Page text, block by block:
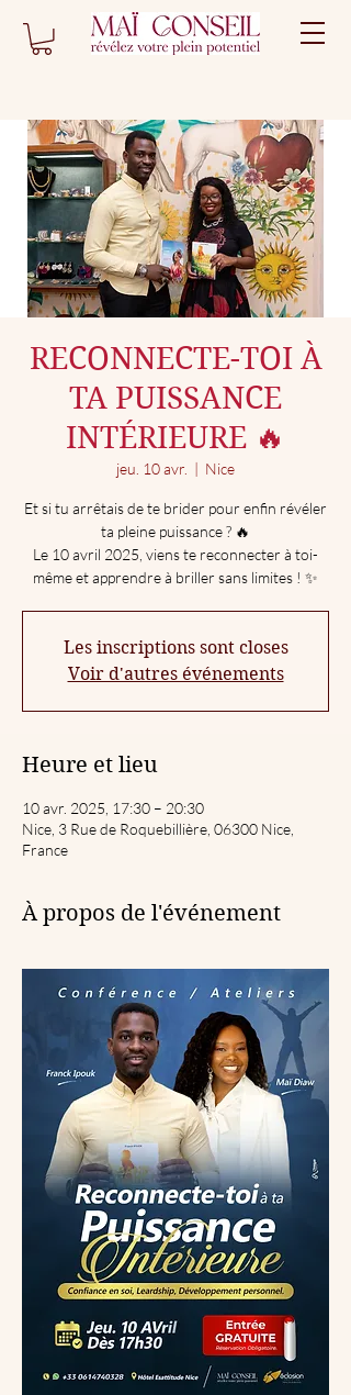
RECONNECTE-TOI À
TA PUISSANCE
INTÉRIEURE 🔥
jeu. 10 avr.
  |
Nice
Et si tu arrêtais de te brider pour enfin révéler
ta pleine puissance ? 🔥
Le 10 avril 2025, viens te reconnecter à toi-
même et apprendre à briller sans limites ! ✨
Les inscriptions sont closes
Voir d'autres événements
Heure et lieu
10 avr. 2025, 17:30 – 20:30
Nice, 3 Rue de Roquebillière, 06300 Nice,
France
À propos de l'événement